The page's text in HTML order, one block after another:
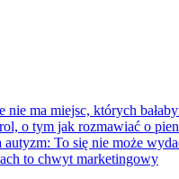
ma miejsc, których
o tym jak rozmawiać o
To się nie może
to chwyt marketingowy